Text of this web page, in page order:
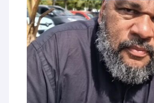
Partenaires
Contacts
Hébergement solidaire